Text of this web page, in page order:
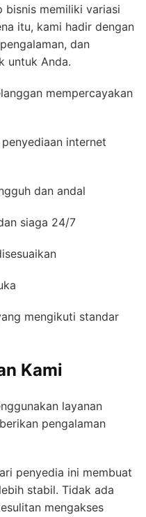
bisnis memiliki variasi
itu, kami hadir dengan
dan
untuk Anda.
mempercayakan
internet
dan andal
siaga 24/7
mengikuti standar
Kami
layanan
pengalaman
penyedia ini membuat
stabil. Tidak ada
mengakses